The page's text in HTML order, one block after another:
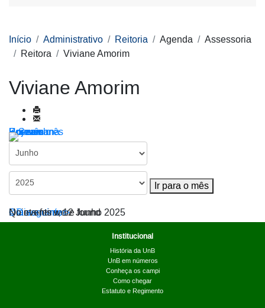
Início Administrativo Reitoria Agenda
Assessoria
Reitora
Viviane Amorim
Viviane Amorim
Por ano
Por mês
Por semana
Hoje
Ir para o mês
Ir para o mês
< Dia anterior
Quinta-feira, 12 Junho 2025
Dia seguinte >
No events were found
Institucional
História da UnB
UnB em números
Conheça os campi
Como chegar
Estatuto e Regimento